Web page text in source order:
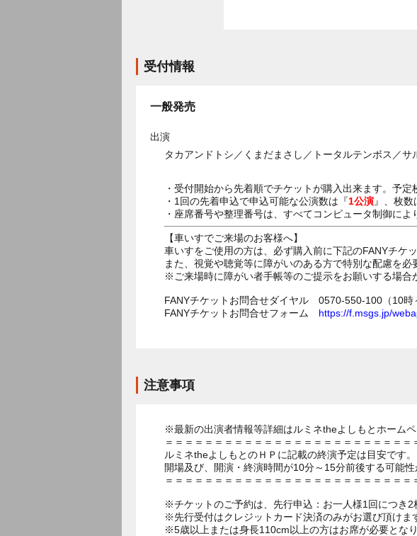
受付情報
一般発売
出演
タカアンドトシ／くまだまさし／トータルテンボス／
・受付開始から先着順でチケットが購入出来ます。予定
・1回の先着申込で申込可能な公演数は『1公演』、枚数
・座席番号や整理番号は、すべてコンピュータ制御によ
【車いすでご来場のお客様へ】
車いすをご使用の方は、必ず購入前に下記のFANYチケ
また、視覚や聴覚等に障がいのある方で特別な配慮を必
※ご来場時に障がい者手帳等のご提示をお願いする場合
FANYチケットお問合せダイヤル 0570-550-100（10時
FANYチケットお問合せフォーム https://f.msgs.jp/
注意事項
※最新の出演者情報等詳細はルミネtheよしもとホームペ
＝＝＝＝＝＝＝＝＝＝＝＝＝＝＝＝＝＝＝＝＝＝＝＝＝
ルミネtheよしもとのＨＰに記載の終演予定は目安です。
開場及び、開演・終演時間が10分～15分前後する可能
＝＝＝＝＝＝＝＝＝＝＝＝＝＝＝＝＝＝＝＝＝＝＝＝＝
※チケットのご予約は、先行申込：お一人様1回につき2
※先行受付はクレジットカード決済のみがお選び頂けま
※5歳以上または身長110cm以上の方はお席が必要とな